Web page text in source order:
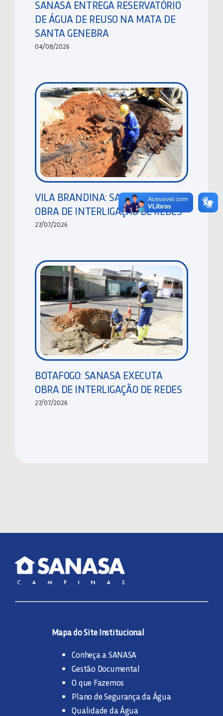
SANASA ENTREGA RESERVATÓRIO
DE ÁGUA DE REUSO NA MATA DE
SANTA GENEBRA
04/08/2026
VILA BRANDINA: SANASA EXECUTA
OBRA DE INTERLIGAÇÃO DE REDES
27/07/2026
BOTAFOGO: SANASA EXECUTA
OBRA DE INTERLIGAÇÃO DE REDES
27/07/2026
Mapa do Site Institucional
Conheça a SANASA
Gestão Documental
O que Fazemos
Plano de Segurança da Água
Qualidade da Água